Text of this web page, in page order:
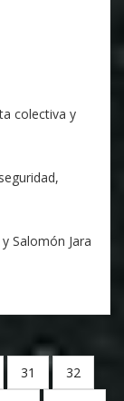
colectiva y
Salomón Jara
Page
31 Page
32